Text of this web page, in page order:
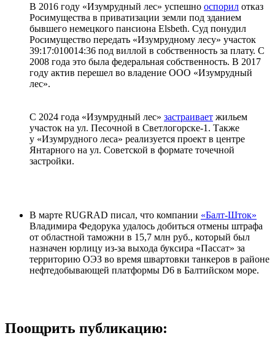
В 2016 году «Изумрудный лес» успешно оспорил отказ
Росимущества в приватизации земли под зданием
бывшего немецкого пансиона Elsbeth. Суд понудил
Росимущество передать «Изумрудному лесу» участок
39:17:010014:36 под виллой в собственность за плату. С
2008 года это была федеральная собственность. В 2017
году актив перешел во владение ООО «Изумрудный
лес».
С 2024 года «Изумрудный лес» застраивает жильем
участок на ул. Песочной в Светлогорске-1. Также
у «Изумрудного леса» реализуется проект в центре
Янтарного на ул. Советской в формате точечной
застройки.
В марте RUGRAD писал, что компании «Балт-Шток»
Владимира Федорука удалось добиться отмены штрафа
от областной таможни в 15,7 млн руб., который был
назначен юрлицу из-за выхода буксира «Пассат» за
территорию ОЭЗ во время швартовки танкеров в районе
нефтедобывающей платформы D6 в Балтийском море.
Поощрить публикацию: